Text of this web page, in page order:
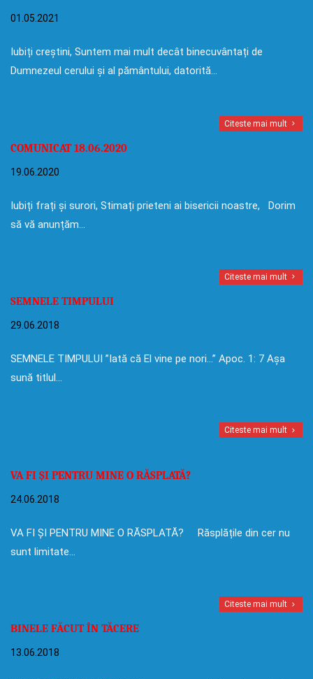
01.05.2021
Iubiți creștini, Suntem mai mult decât binecuvântați de
Dumnezeul cerului și al pământului, datorită…
Citeste mai mult
COMUNICAT 18.06.2020
19.06.2020
Iubiți frați și surori, Stimați prieteni ai bisericii noastre, Dorim
să vă anunțăm…
Citeste mai mult
SEMNELE TIMPULUI
29.06.2018
SEMNELE TIMPULUI ”Iată că El vine pe nori…” Apoc. 1: 7 Așa
sună titlul…
Citeste mai mult
VA FI ȘI PENTRU MINE O RĂSPLATĂ?
24.06.2018
VA FI ȘI PENTRU MINE O RĂSPLATĂ? Răsplățile din cer nu
sunt limitate…
Citeste mai mult
BINELE FĂCUT ÎN TĂCERE
13.06.2018